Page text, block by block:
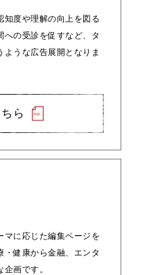
知度や理解の向上を図る
への受診を促すなど、タ
ような広告展開となりま
ら
マに応じた編集ページを
・健康から金融、エンタ
画です。